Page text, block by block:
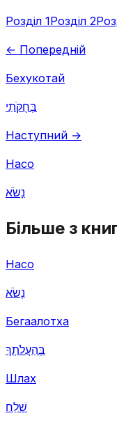
Розділ 1Розділ 2
← Попередній
Бехукотай
בְּחֻקֹּתַי
Наступний →
Насо
נָשֹׂא
Більше з
Насо
נָשֹׂא
Бегаалотха
בְּהַעֲלֹתְךָ
Шлах
שְׁלַח